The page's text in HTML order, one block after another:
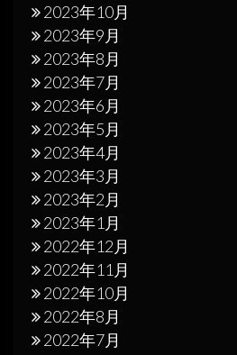
2023年10月
2023年9月
2023年8月
2023年7月
2023年6月
2023年5月
2023年4月
2023年3月
2023年2月
2023年1月
2022年12月
2022年11月
2022年10月
2022年8月
2022年7月